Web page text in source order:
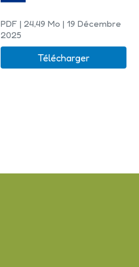
PDF | 24,49 Mo | 19 Décembre
2025
Télécharger